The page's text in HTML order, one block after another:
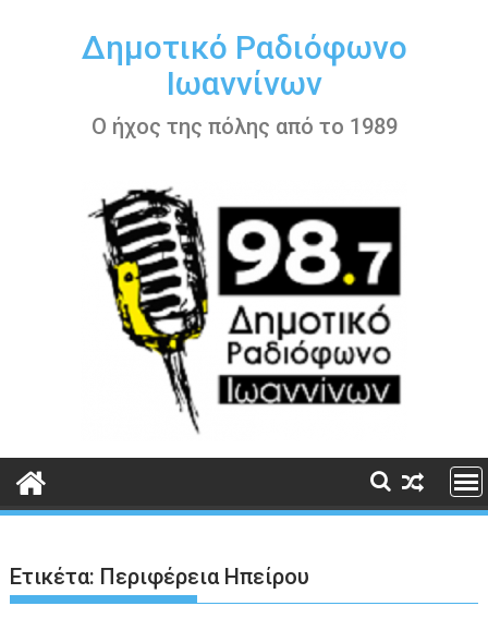
περιεχόμενοΔημοτικό Ραδιόφωνο
Ιωαννίνων
Ο ήχος της πόλης από το 1989
Ετικέτα: Περιφέρεια Ηπείρου